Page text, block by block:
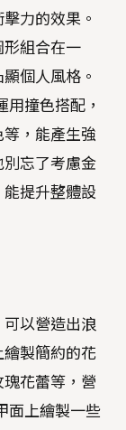
力的效果。
組合在一
個人風格。
用撞色搭配，
，能產生強
忘了考慮金
提升整體設
以營造出浪
製簡約的花
花蕾等，營
面上繪製一些